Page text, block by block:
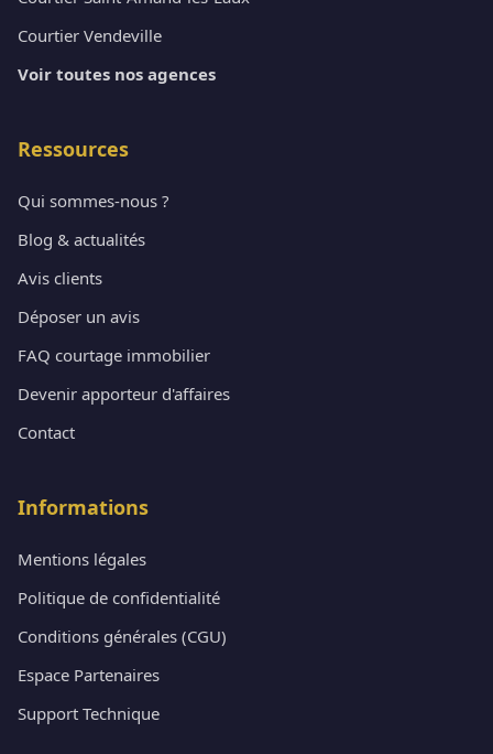
Courtier Vendeville
Voir toutes nos agences
Ressources
Qui sommes-nous ?
Blog & actualités
Avis clients
Déposer un avis
FAQ courtage immobilier
Devenir apporteur d'affaires
Contact
Informations
Mentions légales
Politique de confidentialité
Conditions générales (CGU)
Espace Partenaires
Support Technique